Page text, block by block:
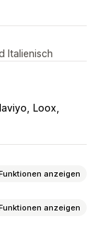
Italienisch
Loox
anzeigen
anzeigen